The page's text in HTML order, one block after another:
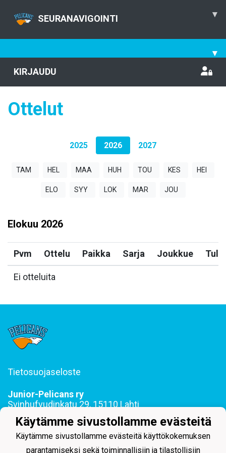
SEURANAVIGOINTI ▾
▾
KIRJAUDU
Ottelut
2025 2026 2027
TAM HEL MAA HUH TOU KES HEI
ELO SYY LOK MAR JOU
Elokuu 2026
Pvm Ottelu Paikka Sarja Joukkue
Ei otteluita
Tietosuojaseloste
Junior-Pelicans ry
Svinhufvudinkatu 29, 15110 Lahti
044 255 1975 toimisto@juniorpelicans.fi
Toimisto avoinna ma-pe klo 9-15
Käytämme sivustollamme evästeitä
Käytämme sivustollamme evästeitä käyttökokemuksen
parantamiseksi sekä toiminnallisiin ja tilastollisiin